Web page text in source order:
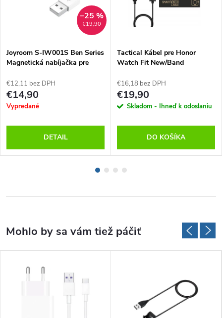
€19,90
–25 %
Joyroom S-IW001S Ben Series
Magnetická nabíjačka pre
€12,11 bez DPH
€14,90
Vypredané
DETAIL
Tactical Kábel pre Honor
Watch Fit New/Band
€16,18 bez DPH
€19,90
Skladom - Ihneď k odoslaniu
DO KOŠÍKA